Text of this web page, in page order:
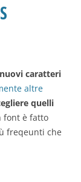
nuovi caratteri
altre
quelli
font è fatto
freqeunti che